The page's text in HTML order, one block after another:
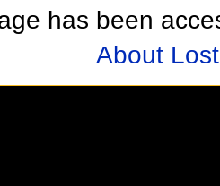
has been
About